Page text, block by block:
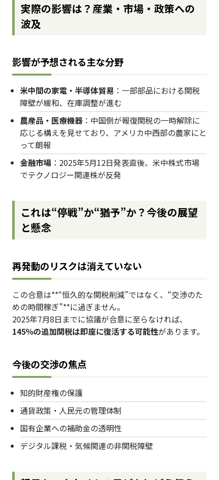
実際の影響は？産業・市場・政策への
波及
影響が予想される主な分野
米中間の家電・半導体貿易 ：一部部品における関税
障壁が緩和、在庫調整が進む
農産品・医療機器 ：中国側が報復関税の一時解除に
応じる構えを見せており、アメリカ中西部の農家にと
って朗報
金融市場 ：2025年5月12日発表直後、米中株式市場
でテクノロジー関連株が反発
これは“停戦”か“猶予”か？今後の展望
と懸念
再発動のリスクは消えていない
この合意は**“恒久的な関税削減”ではなく、“交渉のた
めの時間稼ぎ”**に過ぎません。
2025年7月8日までに協議が合意に至らなければ、
145％の追加関税は即座に復活する可能性があります。
今後の交渉の焦点
知的財産権の保護
通貨政策・人民元の管理体制
国有企業への補助金の透明性
デジタル課税・気候関連の非関税障壁